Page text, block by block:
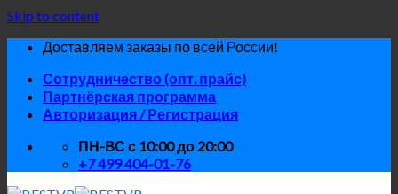
Skip to content
Доставляем заказы по всей России!
Сотрудничество (опт. прайс)
Партнёрская программа
Авторизация / Регистрация
ПН-ВС с 10:00 до 20:00
+7 499 404-01-76